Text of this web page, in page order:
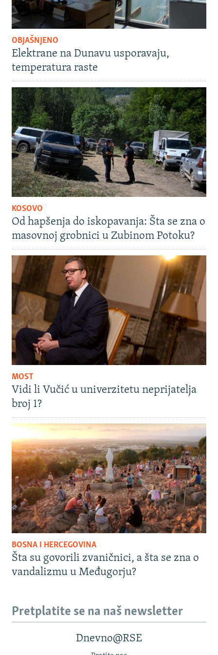
OBJAŠNJENO
Elektrane na Dunavu usporavaju,
temperatura raste
KOSOVO
Od hapšenja do iskopavanja: Šta se zna o
masovnoj grobnici u Zubinom Potoku?
MOST
Vidi li Vučić u univerzitetu neprijatelja
broj 1?
BOSNA I HERCEGOVINA
Šta su govorili zvaničnici, a šta se zna o
vandalizmu u Međugorju?
Pretplatite se na naš newsletter
Dnevno@RSE